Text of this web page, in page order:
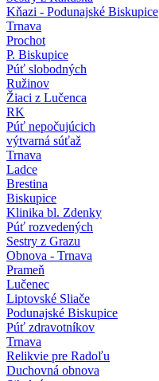
Kňazi - Podunajské Biskupice
Trnava
Prochot
P. Biskupice
Púť slobodných
Ružinov
Žiaci z Lučenca
RK
Púť nepočujúcich
výtvarná súťaž
Trnava
Ladce
Brestina
Biskupice
Klinika bl. Zdenky
Púť rozvedených
Sestry z Grazu
Obnova - Trnava
Prameň
Lučenec
Liptovské Sliače
Podunajské Biskupice
Púť zdravotníkov
Trnava
Relikvie pre Radoľu
Duchovná obnova